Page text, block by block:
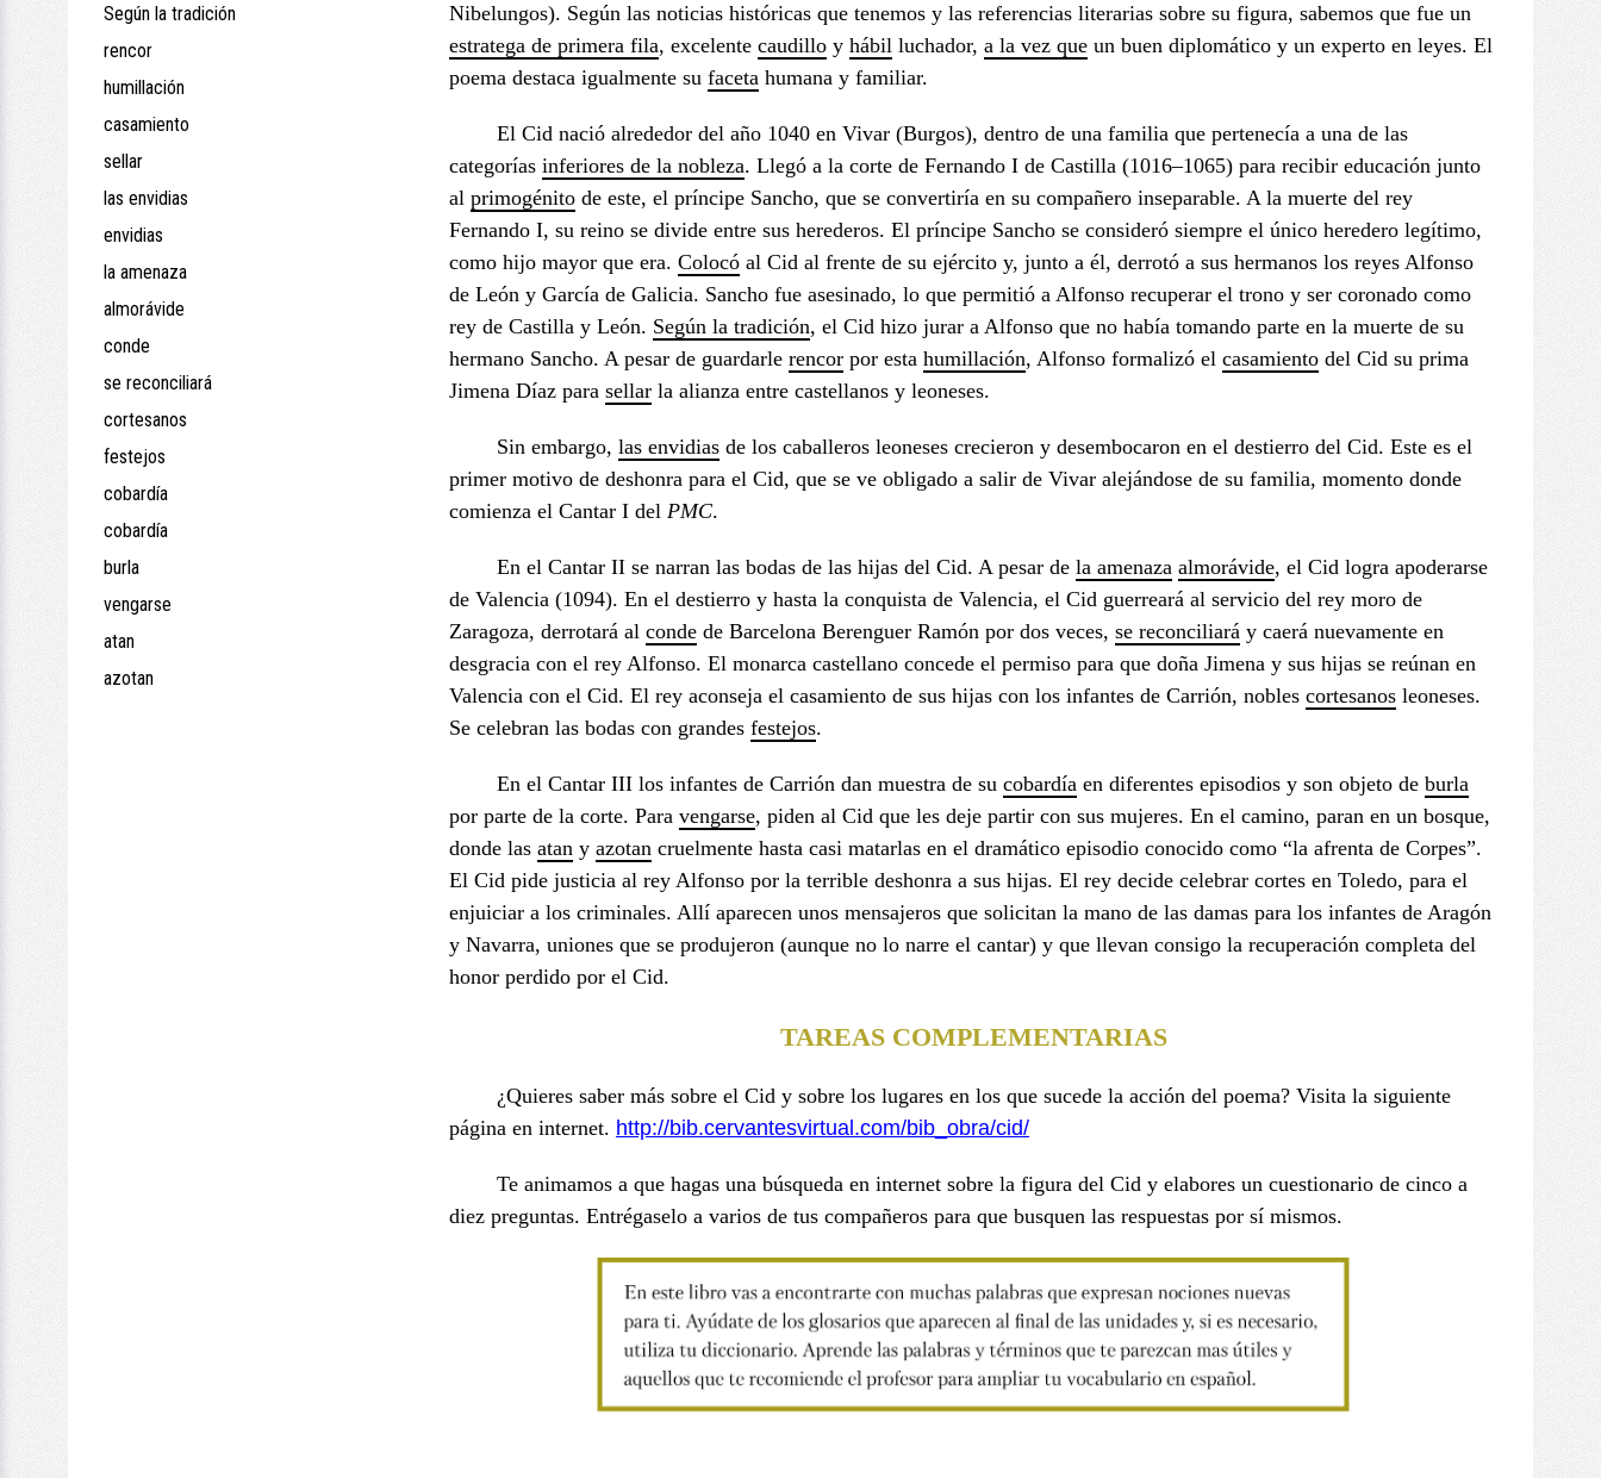
Según la tradición
rencor
humillación
casamiento
sellar
las envidias
envidias
la amenaza
almorávide
conde
se reconciliará
cortesanos
festejos
cobardía
cobardía
burla
vengarse
atan
azotan
Nibelungos). Según las noticias históricas que tenemos y las referencias literarias sobre su figura, sabemos que fue un
estratega de primera fila, excelente caudillo y hábil luchador, a la vez que un buen diplomático y un experto en leyes. El
poema destaca igualmente su faceta humana y familiar.
El Cid nació alrededor del año 1040 en Vivar (Burgos), dentro de una familia que pertenecía a una de las
categorías inferiores de la nobleza. Llegó a la corte de Fernando I de Castilla (1016–1065) para recibir educación junto
al primogénito de este, el príncipe Sancho, que se convertiría en su compañero inseparable. A la muerte del rey
Fernando I, su reino se divide entre sus herederos. El príncipe Sancho se consideró siempre el único heredero legítimo,
como hijo mayor que era. Colocó al Cid al frente de su ejército y, junto a él, derrotó a sus hermanos los reyes Alfonso
de León y García de Galicia. Sancho fue asesinado, lo que permitió a Alfonso recuperar el trono y ser coronado como
rey de Castilla y León. Según la tradición, el Cid hizo jurar a Alfonso que no había tomando parte en la muerte de su
hermano Sancho. A pesar de guardarle rencor por esta humillación, Alfonso formalizó el casamiento del Cid su prima
Jimena Díaz para sellar la alianza entre castellanos y leoneses.
Sin embargo, las envidias de los caballeros leoneses crecieron y desembocaron en el destierro del Cid. Este es el
primer motivo de deshonra para el Cid, que se ve obligado a salir de Vivar alejándose de su familia, momento donde
comienza el Cantar I del PMC.
En el Cantar II se narran las bodas de las hijas del Cid. A pesar de la amenaza almorávide, el Cid logra apoderarse
de Valencia (1094). En el destierro y hasta la conquista de Valencia, el Cid guerreará al servicio del rey moro de
Zaragoza, derrotará al conde de Barcelona Berenguer Ramón por dos veces, se reconciliará y caerá nuevamente en
desgracia con el rey Alfonso. El monarca castellano concede el permiso para que doña Jimena y sus hijas se reúnan en
Valencia con el Cid. El rey aconseja el casamiento de sus hijas con los infantes de Carrión, nobles cortesanos leoneses.
Se celebran las bodas con grandes festejos.
En el Cantar III los infantes de Carrión dan muestra de su cobardía en diferentes episodios y son objeto de burla
por parte de la corte. Para vengarse, piden al Cid que les deje partir con sus mujeres. En el camino, paran en un bosque,
donde las atan y azotan cruelmente hasta casi matarlas en el dramático episodio conocido como “la afrenta de Corpes”.
El Cid pide justicia al rey Alfonso por la terrible deshonra a sus hijas. El rey decide celebrar cortes en Toledo, para el
enjuiciar a los criminales. Allí aparecen unos mensajeros que solicitan la mano de las damas para los infantes de Aragón
y Navarra, uniones que se produjeron (aunque no lo narre el cantar) y que llevan consigo la recuperación completa del
honor perdido por el Cid.
TAREAS COMPLEMENTARIAS
¿Quieres saber más sobre el Cid y sobre los lugares en los que sucede la acción del poema? Visita la siguiente
página en internet. http://bib.cervantesvirtual.com/bib_obra/cid/
Te animamos a que hagas una búsqueda en internet sobre la figura del Cid y elabores un cuestionario de cinco a
diez preguntas. Entrégaselo a varios de tus compañeros para que busquen las respuestas por sí mismos.